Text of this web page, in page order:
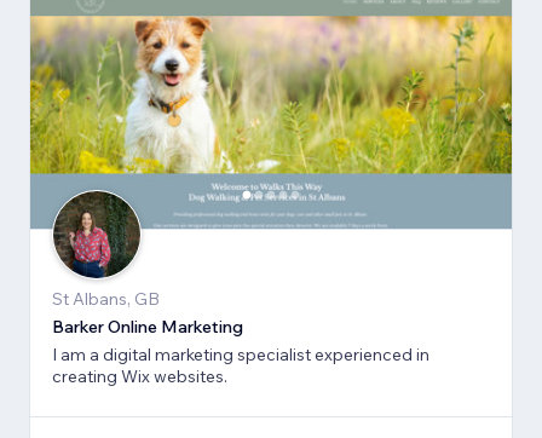
St Albans, GB
Barker Online Marketing
I am a digital marketing specialist experienced in
creating Wix websites.